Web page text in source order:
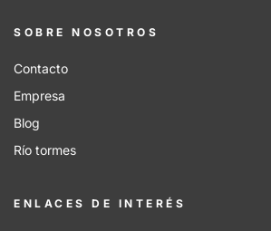
SOBRE NOSOTROS
Contacto
Empresa
Blog
Río tormes
ENLACES DE INTERÉS